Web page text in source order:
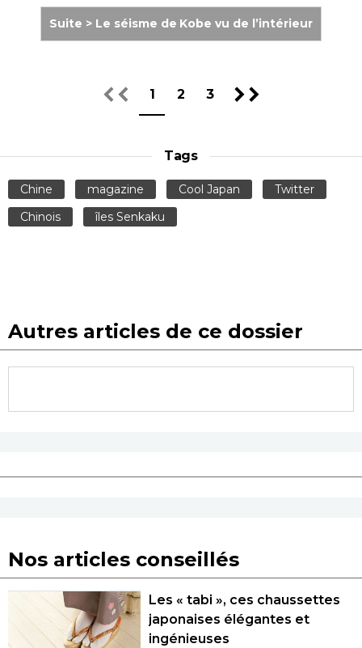
Suite > Le séisme de Kobe vu de l’intérieur
1 2 3
Tags
Chine magazine Cool Japan
Twitter
Chinois
îles Senkaku
Autres articles de ce dossier
Nos articles conseillés
Les « tabi », ces chaussettes
japonaises élégantes et
ingénieuses